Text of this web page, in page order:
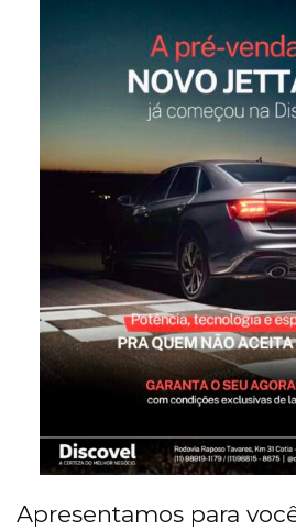
Apresentamos para